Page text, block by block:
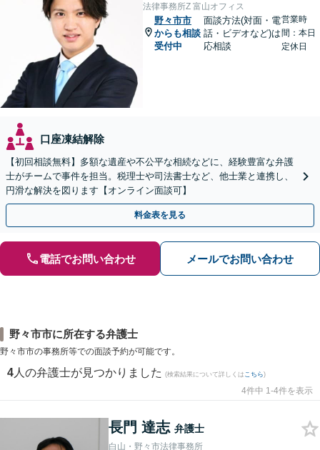
法律事務所Z 富山オフィス
野々市市
からも相談
受付中
面談方法(対面・電
話・ビデオなど)は
応相談
営業時
間：本日
定休日
口座凍結解除
【初回相談無料】多額な遺産や不公平な相続などに、経験豊富な弁護
士がチームで事件を担当。税理士や司法書士など、他士業と連携し、
円滑な解決を図ります【オンライン面談可】
料金表を見る
電話でお問い合わせ メールでお問い合わせ
野々市市に所在する弁護士
野々市市の事務所等での面談予約が可能です。
4 人の弁護士が見つかりました (検索結果について詳しくは こちら)
4件中 1-4件を表示
長門 達志 弁護士
白山・野々市法律事務所